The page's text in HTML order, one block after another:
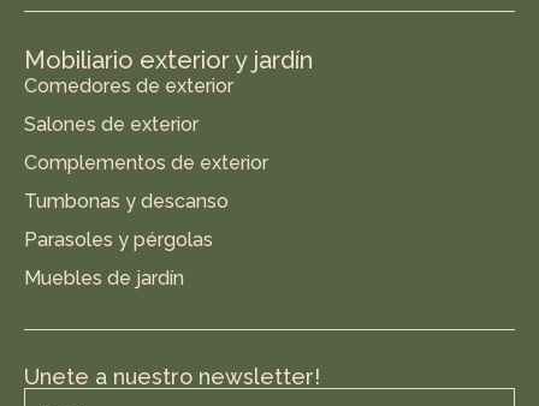
Mobiliario exterior y jardín
Comedores de exterior
Salones de exterior
Complementos de exterior
Tumbonas y descanso
Parasoles y pérgolas
Muebles de jardín
Unete a nuestro newsletter!